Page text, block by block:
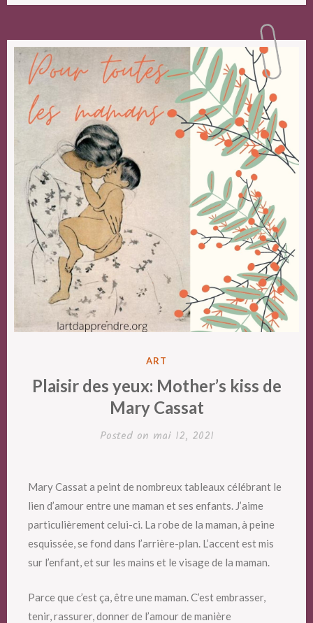
POSTED
ART
Plaisir des yeux: Mother’s kiss de
Mary Cassat
Posted on mai 12, 2021
Mary Cassat a peint de nombreux tableaux célébrant le
lien d’amour entre une maman et ses enfants. J’aime
particulièrement celui-ci. La robe de la maman, à peine
esquissée, se fond dans l’arrière-plan. L’accent est mis
sur l’enfant, et sur les mains et le visage de la maman.
Parce que c’est ça, être une maman. C’est embrasser,
tenir, rassurer, donner de l’amour de manière